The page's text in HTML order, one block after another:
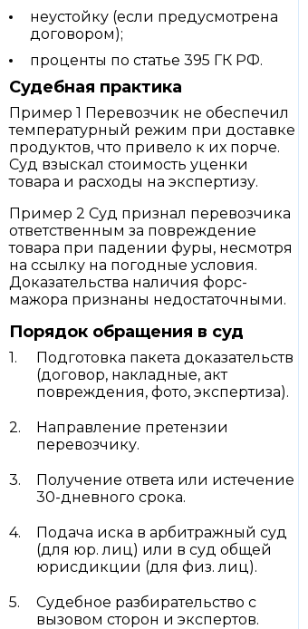
неустойку (если предусмотрена
договором);
проценты по статье 395 ГК РФ.
Судебная практика
Пример 1 Перевозчик не обеспечил
температурный режим при доставке
продуктов, что привело к их порче.
Суд взыскал стоимость уценки
товара и расходы на экспертизу.
Пример 2 Суд признал перевозчика
ответственным за повреждение
товара при падении фуры, несмотря
на ссылку на погодные условия.
Доказательства наличия форс-
мажора признаны недостаточными.
Порядок обращения в суд
Подготовка пакета доказательств
(договор, накладные, акт
повреждения, фото, экспертиза).
Направление претензии
перевозчику.
Получение ответа или истечение
30-дневного срока.
Подача иска в арбитражный суд
(для юр. лиц) или в суд общей
юрисдикции (для физ. лиц).
Судебное разбирательство с
вызовом сторон и экспертов.